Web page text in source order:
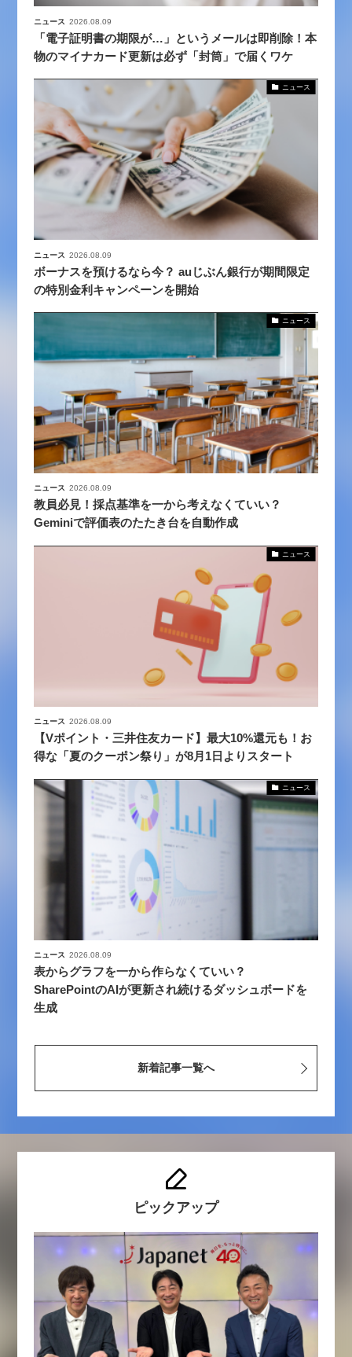
ニュース 2026.08.09
「電子証明書の期限が…」というメールは即削除！本
物のマイナカード更新は必ず「封筒」で届くワケ
ニュース
ニュース 2026.08.09
ボーナスを預けるなら今？ auじぶん銀行が期間限定
の特別金利キャンペーンを開始
ニュース
ニュース 2026.08.09
教員必見！採点基準を一から考えなくていい？
Geminiで評価表のたたき台を自動作成
ニュース
ニュース 2026.08.09
【Vポイント・三井住友カード】最大10%還元も！お
得な「夏のクーポン祭り」が8月1日よりスタート
ニュース
ニュース 2026.08.09
表からグラフを一から作らなくていい？
SharePointのAIが更新され続けるダッシュボードを
生成
新着記事一覧へ
ピックアップ